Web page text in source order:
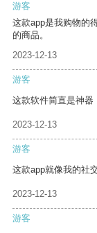
游客
这款app是我购物的
的商品。
2023-12-13
游客
这款软件简直是神器
2023-12-13
游客
这款app就像我的社
2023-12-13
游客